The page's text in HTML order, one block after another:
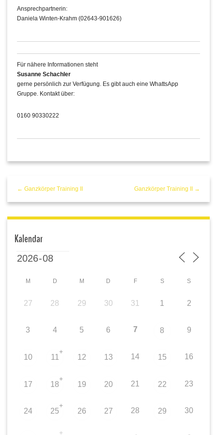
Ansprechpartnerin:
Daniela Winten-Krahm (02643-901626)
Für nähere Informationen steht
Susanne Schachler
gerne persönlich zur Verfügung. Es gibt auch eine WhattsApp
Gruppe. Kontakt über:
0160 90330222
← Ganzkörper Training II Ganzkörper Training II →
Kalendar
M D M D F S S
27 28 29 30 31 1 2
3 4 5 6 7 8 9
10 11
+
12 13 14 15 16
17 18
+
19 20 21 22 23
24 25
+
26 27 28 29 30
+